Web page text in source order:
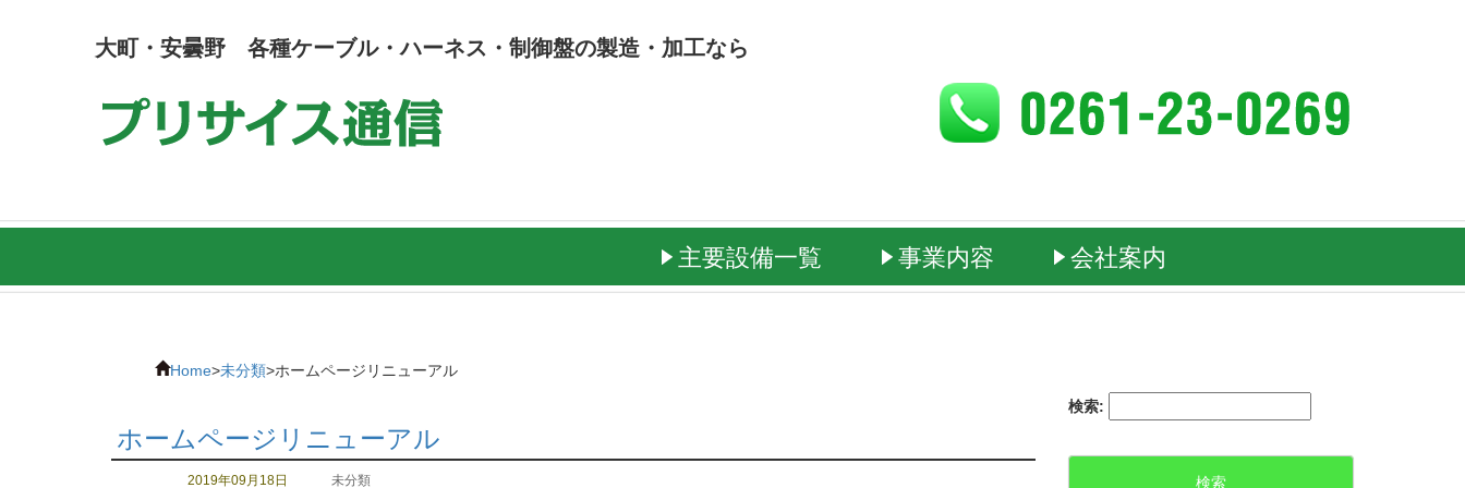
大町・安曇野 各種ケーブル・ハーネス・制御盤の製造・加工なら
主要設備一覧 事業内容 会社案内
Home>未分類>ホームページリニューアル
ホームページリニューアル
2019年09月18日 未分類
検索: